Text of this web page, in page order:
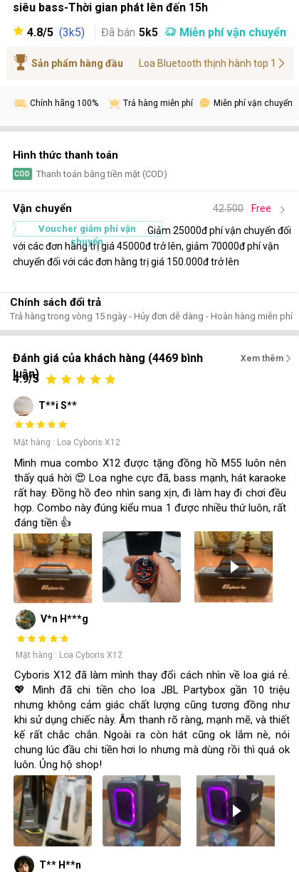
Giảm 25000đ phí vận chuyển đối
với các đơn hàng trị giá 45000đ trở lên, giảm 70000đ phí vận
chuyển đối với các đơn hàng trị giá 150.000đ trở lên
siêu bass-Thời gian phát lên đến 15h
Đã bán 5k5 Miễn phí vận chuyển
4.8/5 (3k5)
Miễn phí vận chuyển
Trả hàng miễn phí
Chính hãng 100%
Hình thức thanh toán
COD Thanh toán bằng tiền mặt (COD)
Chính sách đổi trả
Trả hàng trong vòng 15 ngày - Hủy đơn dễ dàng - Hoàn hàng miễn phí
Sản phẩm hàng đầu Loa Bluetooth thịnh hành top 1
Vận chuyển 42.500 Free
Voucher giảm phí vận
chuyển
Cyboris X12 đã làm mình thay đổi cách nhìn về loa giá rẻ.
💖 Mình đã chi tiền cho loa JBL Partybox gần 10 triệu
nhưng không cảm giác chất lượng cũng tương đồng như
khi sử dụng chiếc này. Âm thanh rõ ràng, mạnh mẽ, và thiết
kế rất chắc chắn. Ngoài ra còn hát cũng ok lắm nè, nói
chung lúc đầu chi tiền hơi lo nhưng mà dùng rồi thì quá ok
luôn. Ủng hộ shop!
V*n H***g
Mặt hàng : Loa Cyboris X12
Đánh giá của khách hàng (4469 bình
luận)
Xem thêm
4.9/5
T**i S**
Mình mua combo X12 được tặng đồng hồ M55 luôn nên
thấy quá hời 😍 Loa nghe cực đã, bass mạnh, hát karaoke
rất hay. Đồng hồ đeo nhìn sang xịn, đi làm hay đi chơi đều
hợp. Combo này đúng kiểu mua 1 được nhiều thứ luôn, rất
đáng tiền 👍
Mặt hàng : Loa Cyboris X12
T** H**n